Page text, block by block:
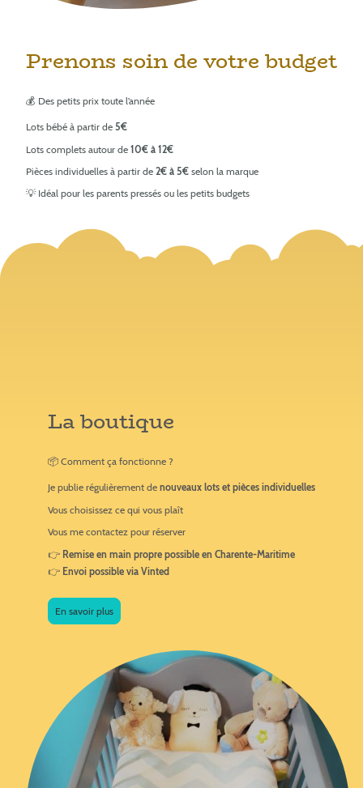
Prenons soin de votre budget
💰 Des petits prix toute l’année
Lots bébé à partir de 5€
Lots complets autour de 10€ à 12€
Pièces individuelles à partir de 2€ à 5€ selon la marque
💡 Idéal pour les parents pressés ou les petits budgets
La boutique
📦 Comment ça fonctionne ?
Je publie régulièrement de nouveaux lots et pièces individuelles
Vous choisissez ce qui vous plaît
Vous me contactez pour réserver
👉 Remise en main propre possible en Charente-Maritime
👉 Envoi possible via Vinted
En savoir plus